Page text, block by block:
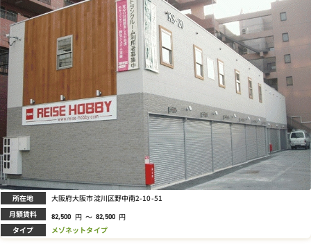
所在地 大阪府大阪市淀川区野中南2-10-51
月額賃料 82,500 円 ～ 82,500 円
タイプ メゾネットタイプ